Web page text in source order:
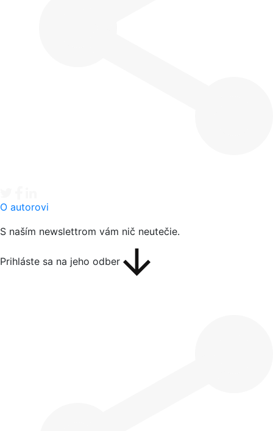
O autorovi
S naším newslettrom vám nič neutečie.
Prihláste sa na jeho odber